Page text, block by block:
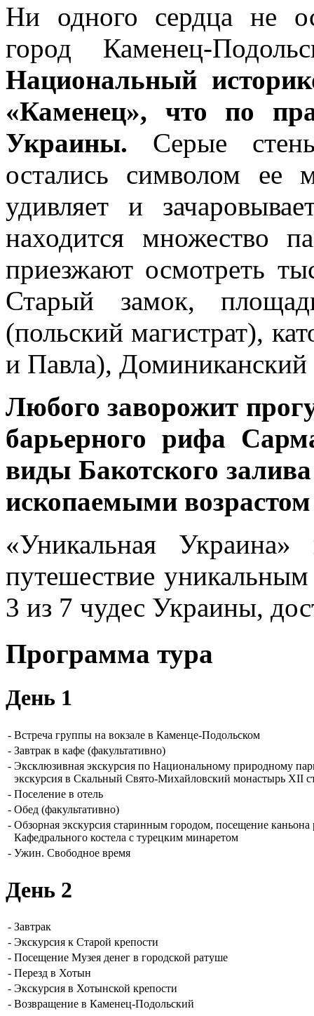
Ни одного сердца не
город Каменец-
Национальный
«Каменец», что по
Украины. Серые
остались символом ее
удивляет и
находится множество
приезжают осмотреть
Старый замок,
(польский магистрат),
и Павла), Доминиканский
Любого заворожит
барьерного рифа
виды Бакотского
ископаемыми
«Уникальная Украина»
путешествие
3 из 7 чудес Украины,
Программа тура
День 1
- Встреча группы на вокзале в Каменце-Подольском
- Завтрак в кафе (факультативно)
- Эксклюзивная экскурсия по Национальному природному
экскурсия в Скальный Свято-Михайловский монастырь XII
- Поселение в отель
- Обед (факультативно)
- Обзорная экскурсия старинным городом, посещение
Кафедрального костела с турецким минаретом
- Ужин. Свободное время
День 2
- Завтрак
- Экскурсия к Старой крепости
- Посещение Музея денег в городской ратуше
- Перезд в Хотын
- Экскурсия в Хотынской крепости
- Возвращение в Каменец-Подольский